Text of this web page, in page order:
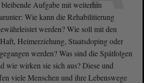
Aufgabe mit weiterhin
Wie kann die Rehabilitierung
werden? Wie soll mit den
Heimerziehung, Staatsdoping oder
werden? Was sind die Spätfolgen
wie wirken sie sich aus? Diese und
viele Menschen und ihre Lebenswege